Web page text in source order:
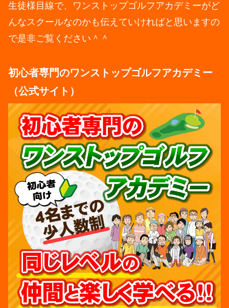
生徒様目線で、ワンストップゴルフアカデミーがど
んなスクールなのかも伝えていければと思いますの
で是非ご覧ください＾＾
初心者専門のワンストップゴルフアカデミー
（公式サイト）